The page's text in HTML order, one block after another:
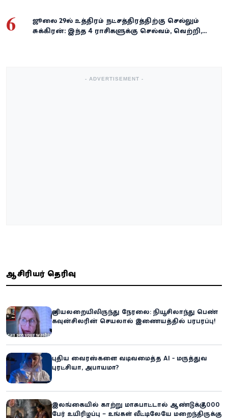
6
ஜூலை 29-ல் உத்திரம் நட்சத்திரத்திற்கு செல்லும்
சுக்கிரன்: இந்த 4 ராசிகளுக்கு செல்வம், வெற்றி,
- ADVERTISEMENT -
ஆசிரியர் தெரிவு
குளியலறையிலிருந்து நேரலை: நியூசிலாந்து பெண்
கவுன்சிலரின் செயலால் இணையத்தில் பரபரப்பு!
புதிய வைரஸ்களை வடிவமைத்த AI - மருத்துவ
புரட்சியா, அபாயமா?
இலங்கையில் காற்று மாசுபாட்டால் ஆண்டுக்கு 7,000
பேர் உயிரிழப்பு – உங்கள் வீட்டிலேயே மறைந்திருக்கும்